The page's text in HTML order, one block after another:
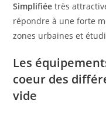
Simplifiée très
répondre à une forte
zones urbaines et
Les
coeur des
vide